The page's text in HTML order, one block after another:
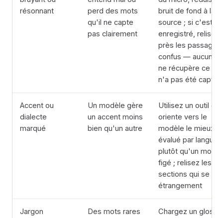
résonnant
perd des mots
qu'il ne capte
pas clairement
bruit de fond à la
source ; si c'est
enregistré, relisez
près les passages
confus — aucun
ne récupère ce qui
n'a pas été capté
Accent ou
dialecte
marqué
Un modèle gère
un accent moins
bien qu'un autre
Utilisez un outil qui
oriente vers le
modèle le mieux
évalué par langue
plutôt qu'un
figé ; relisez les
sections qui se
étrangement
Jargon
Des mots rares
Chargez un